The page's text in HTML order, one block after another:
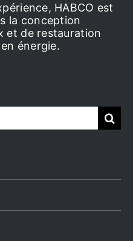
HABCO est
la conception
et de restauration
énergie.